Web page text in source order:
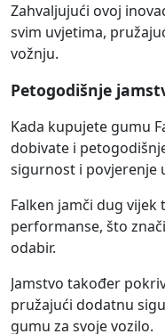
Zahvaljujući ovoj
svim uvjetima,
vožnju.
Petogodišnje
Kada kupujete gumu
dobivate i
sigurnost i povjerenje
Falken jamči dug
performanse, što
odabir.
Jamstvo također
pružajući dodatnu
gumu za svoje vozilo.